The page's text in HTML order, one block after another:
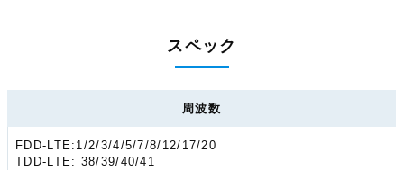
スペック
周波数
FDD-LTE:1/2/3/4/5/7/8/12/17/20
TDD-LTE: 38/39/40/41